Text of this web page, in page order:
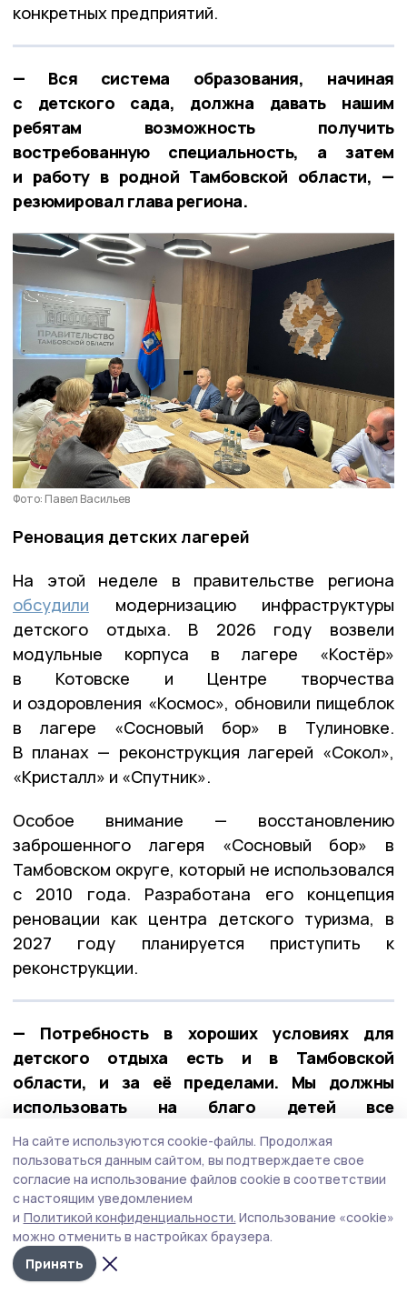
конкретных предприятий.
— Вся система образования, начиная
с детского сада, должна давать нашим
ребятам возможность получить
востребованную специальность, а затем
и работу в родной Тамбовской области, —
резюмировал глава региона.
Фото: Павел Васильев
Реновация детских лагерей
На этой неделе в правительстве региона
обсудили модернизацию инфраструктуры
детского отдыха. В 2026 году возвели
модульные корпуса в лагере «Костёр»
в Котовске и Центре творчества
и оздоровления «Космос», обновили пищеблок
в лагере «Сосновый бор» в Тулиновке.
В планах — реконструкция лагерей «Сокол»,
«Кристалл» и «Спутник».
Особое внимание — восстановлению
заброшенного лагеря «Сосновый бор» в
Тамбовском округе, который не использовался
с 2010 года. Разработана его концепция
реновации как центра детского туризма, в
2027 году планируется приступить к
реконструкции.
— Потребность в хороших условиях для
детского отдыха есть и в Тамбовской
области, и за её пределами. Мы должны
использовать на благо детей все
замечательная природа и хорошая
экология, — сказал губернатор.
Поддержка героев: приём в фонде
«Защитники Отечества»
На сайте используются cookie-файлы. Продолжая
пользоваться данным сайтом, вы подтверждаете свое
согласие на использование файлов cookie в соответствии
с настоящим уведомлением
и Политикой конфиденциальности. Использование «cookie»
можно отменить в настройках браузера.
Принять